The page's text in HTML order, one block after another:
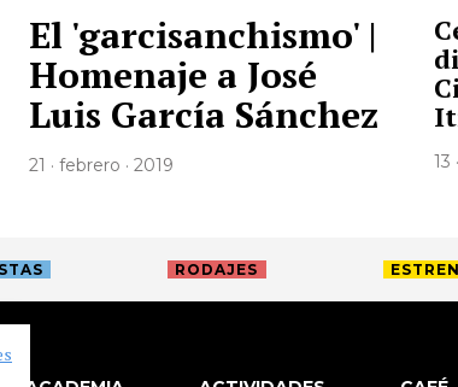
El 'garcisanchismo' |
Homenaje a José
Luis García Sánchez
21 · febrero · 2019 13
RODAJES